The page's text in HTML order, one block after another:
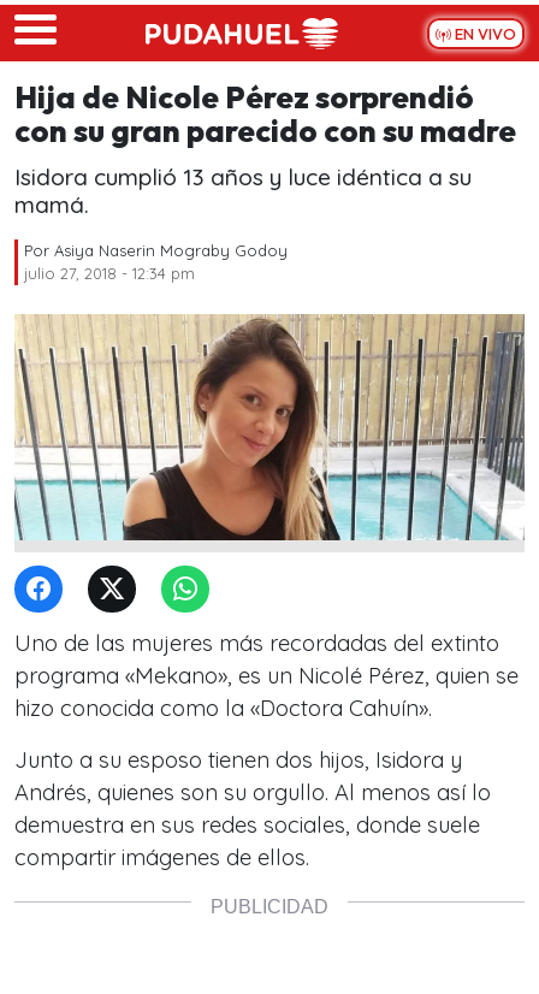
Skip to main content
EN VIVO
Hija de Nicole Pérez sorprendió
con su gran parecido con su madre
Isidora cumplió 13 años y luce idéntica a su
mamá.
Por Asiya Naserin Mograby Godoy
julio 27, 2018 - 12:34 pm
Uno de las mujeres más recordadas del extinto
programa «Mekano», es un Nicolé Pérez, quien se
hizo conocida como la «Doctora Cahuín».
Junto a su esposo tienen dos hijos, Isidora y
Andrés, quienes son su orgullo. Al menos así lo
demuestra en sus redes sociales, donde suele
compartir imágenes de ellos.